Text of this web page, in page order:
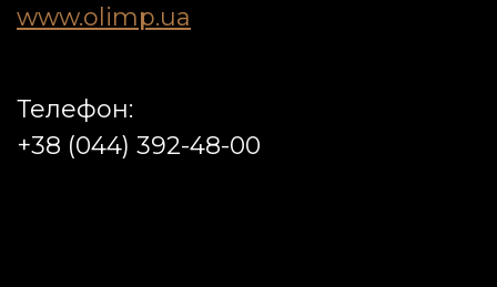
www.olimp.ua
Телефон:
+38 (044) 392-48-00